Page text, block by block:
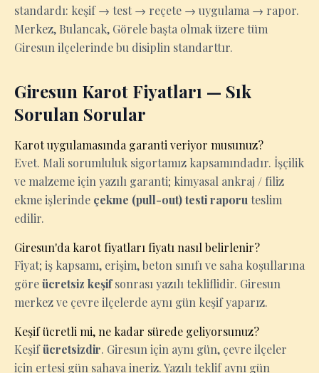
standardı: keşif → test → reçete → uygulama → rapor.
Merkez, Bulancak, Görele başta olmak üzere tüm
Giresun ilçelerinde bu disiplin standarttır.
Giresun Karot Fiyatları — Sık
Sorulan Sorular
Karot uygulamasında garanti veriyor musunuz?
Evet. Mali sorumluluk sigortamız kapsamındadır. İşçilik
ve malzeme için yazılı garanti; kimyasal ankraj / filiz
ekme işlerinde çekme (pull-out) testi raporu teslim
edilir.
Giresun'da karot fiyatları fiyatı nasıl belirlenir?
Fiyat; iş kapsamı, erişim, beton sınıfı ve saha koşullarına
göreücretsiz keşifsonrası yazılı tekliflidir. Giresun
merkez ve çevre ilçelerde aynı gün keşif yaparız.
Keşif ücretli mi, ne kadar sürede geliyorsunuz?
Keşifücretsizdir. Giresun için aynı gün, çevre ilçeler
için ertesi gün sahaya ineriz. Yazılı teklif aynı gün